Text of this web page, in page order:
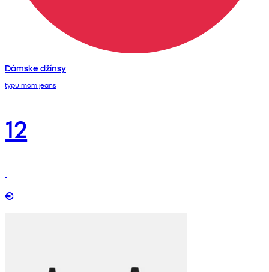
Dámske džínsy
typu mom jeans
12
€